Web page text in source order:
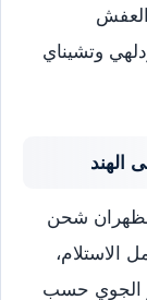
وتشيناي
الهند
شحن
الاستلام،
أو الجوي حسب